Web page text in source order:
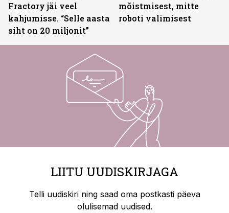
Fractory jäi veel
kahjumisse. “Selle aasta
siht on 20 miljonit”
mõistmisest, mitte
roboti valimisest
LIITU UUDISKIRJAGA
Telli uudiskiri ning saad oma postkasti päeva
olulisemad uudised.